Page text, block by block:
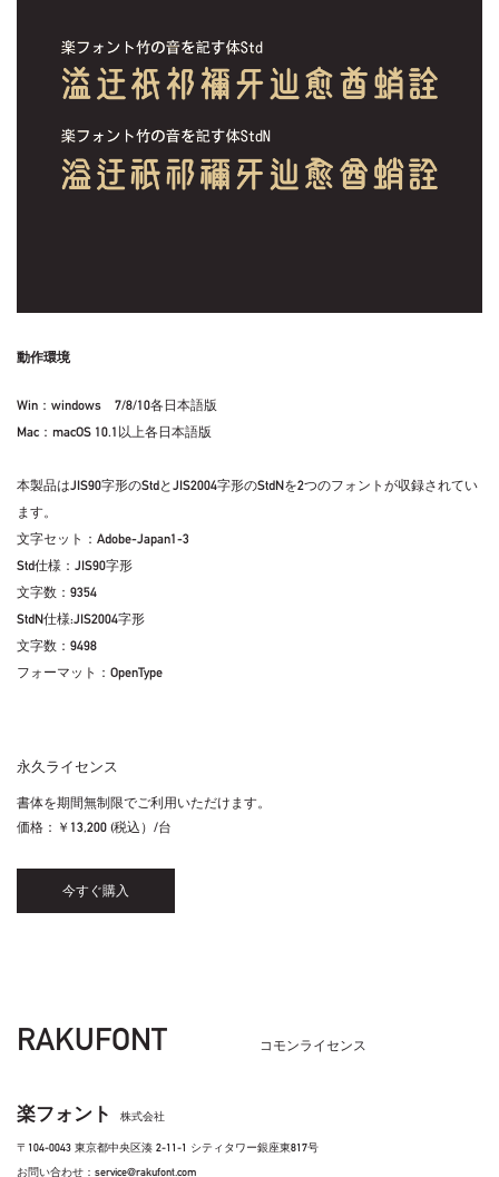
動作環境
Win：windows 7/8/10各日本語版
Mac：macOS 10.1以上各日本語版
本製品はJIS90字形のStdとJIS2004字形のStdNを2つのフォントが収録されてい
ます。
文字セット：Adobe-Japan1-3
Std仕様：JIS90字形
文字数：9354
StdN仕様:JIS2004字形
文字数：9498
フォーマット：OpenType
永久ライセンス
書体を期間無制限でご利用いただけます。
価格：
￥13,200 (税込）/台
今すぐ購入
RAKUFONT コモンライセンス
楽フォント 株式会社
〒104-0043 東京都中央区湊 2-11-1 シティタワー銀座東817号
お問い合わせ：service@rakufont.com